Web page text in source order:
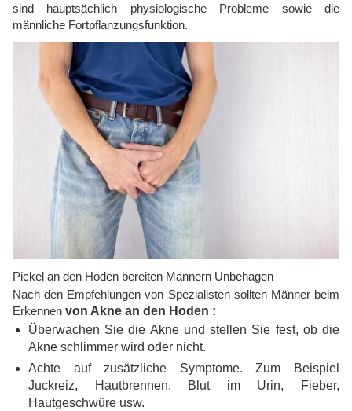
sind hauptsächlich physiologische Probleme sowie die
männliche Fortpflanzungsfunktion.
Pickel an den Hoden bereiten Männern Unbehagen
Nach den Empfehlungen von Spezialisten sollten Männer beim
Erkennen von Akne an den Hoden :
Überwachen Sie die Akne und stellen Sie fest, ob die
Akne schlimmer wird oder nicht.
Achte auf zusätzliche Symptome. Zum Beispiel
Juckreiz, Hautbrennen, Blut im Urin, Fieber,
Hautgeschwüre usw.